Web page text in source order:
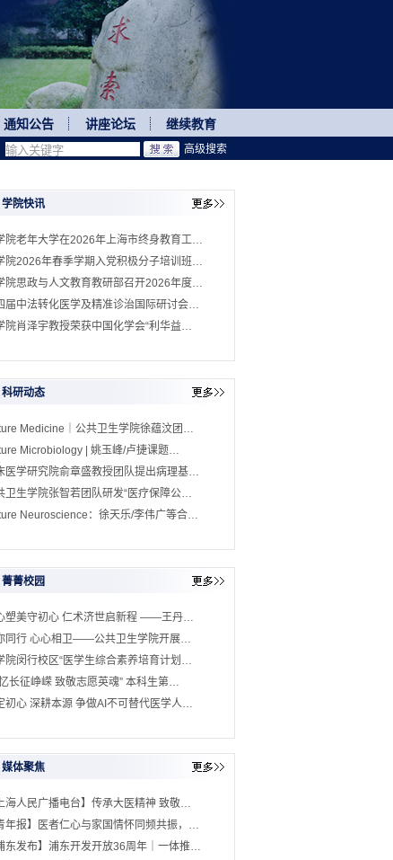
通知公告 讲座论坛 继续教育
高级搜索
学院快讯
院老年大学在2026年上海市终身教育工…
院2026年春季学期入党积极分子培训班…
院思政与人文教育教研部召开2026年度…
届中法转化医学及精准诊治国际研讨会…
院肖泽宇教授荣获中国化学会“利华益…
科研动态
Medicine｜公共卫生学院徐蕴汶团…
Microbiology | 姚玉峰/卢捷课题…
医学研究院俞章盛教授团队提出病理基…
卫生学院张智若团队研发“医疗保障公…
Neuroscience：徐天乐/李伟广等合…
菁菁校园
塑美守初心 仁术济世启新程 ——王丹…
同行 心心相卫——公共卫生学院开展…
院闵行校区“医学生综合素养培育计划…
长征峥嵘 致敬志愿英魂” 本科生第…
初心 深耕本源 争做AI不可替代医学人…
媒体聚焦
海人民广播电台】传承大医精神 致敬…
年报】医者仁心与家国情怀同频共振，…
东发布】浦东开发开放36周年｜一体推…